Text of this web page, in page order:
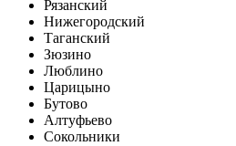
Рязанский
Нижегородский
Таганский
Зюзино
Люблино
Царицыно
Бутово
Алтуфьево
Сокольники